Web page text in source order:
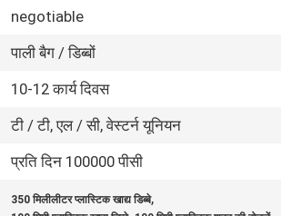
negotiable
पाली बैग / डिब्बों
10-12 कार्य दिवस
टी / टी, एल / सी, वेस्टर्न यूनियन
प्रति दिन 100000 पीसी
350 मिलीलीटर प्लास्टिक खाद्य डिब्बे,